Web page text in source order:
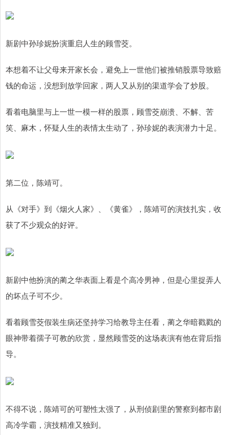
新剧中孙珍妮扮演重启人生的顾雪茭。
本想着不让父母来开家长会，避免上一世他们被推销股票导致赔
钱的命运，没想到放学回家，两人又从别的渠道学会了炒股。
看着电脑里与上一世一模一样的股票，顾雪茭崩溃、不解、苦
笑、麻木，怀疑人生的表情太生动了，孙珍妮的表演潜力十足。
第二位，陈靖可。
从《对手》到《烟火人家》、《黄雀》，陈靖可的演技扎实，收
获了不少观众的好评。
新剧中他扮演的蔺之华表面上看是个高冷男神，但是心里捉弄人
的坏点子可不少。
看着顾雪茭假装生病还坚持学习给教导主任看，蔺之华暗戳戳的
眼神带着孺子可教的欣赏，显然顾雪茭的这场表演有他在背后指
导。
不得不说，陈靖可的可塑性太强了，从刑侦剧里的警察到都市剧
高冷学霸，演技精准又独到。